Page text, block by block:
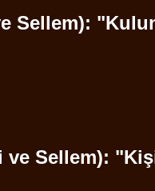
Sellem):
ve Sellem):